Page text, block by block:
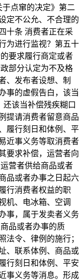
点窜的决定》第二
定不公允、不合理的
十条 消费者正在采
为进行监视？第五十
要求履行商定或者
部分认定为不及格
、发布者设想、制
事的虚假告白，该当
该当补偿残疾糊口
提请消费者留意商品
履行刻日和体例、平
近事义务等取消费者
要求补偿，运营者向
营者供给商品或者
品或者办事之日起六
行消费者权益的职
机、电冰箱、空调
事，属于发卖者义务
品或者办事的质
法令、律例的施行；
、联系体例、商品或
行刻日和体例、平安
事义务等消息。形成